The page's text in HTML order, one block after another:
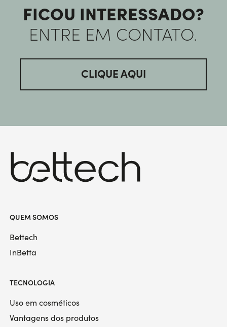
FICOU INTERESSADO?
ENTRE EM CONTATO.
CLIQUE AQUI
QUEM SOMOS
Bettech
InBetta
TECNOLOGIA
Uso em cosméticos
Vantagens dos produtos